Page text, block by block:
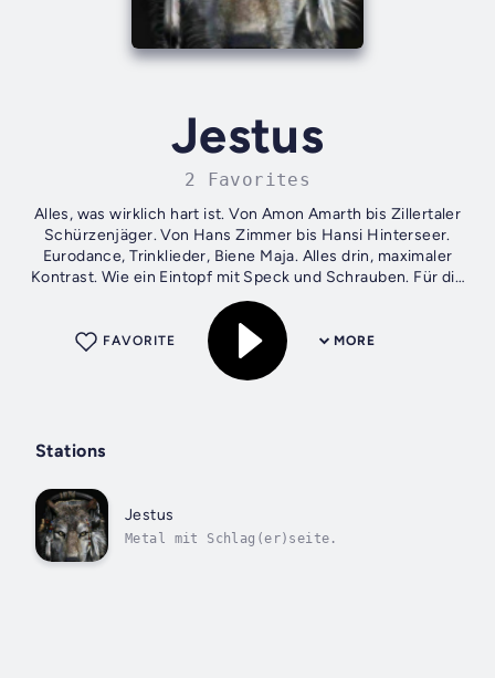
Jestus
2 Favorites
Alles, was wirklich hart ist. Von Amon Amarth bis Zillertaler
Schürzenjäger. Von Hans Zimmer bis Hansi Hinterseer.
Eurodance, Trinklieder, Biene Maja. Alles drin, maximaler
Kontrast. Wie ein Eintopf mit Speck und Schrauben. Für die
besten Partys.
MORE
FAVORITE
Stations
Jestus
Metal mit Schlag(er)seite.